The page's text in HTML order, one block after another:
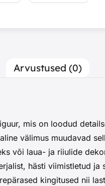
Arvustused (0)
mis on loodud
välimus muudavad
või laua- ja riiulide
hästi viimistletud
kingitused nii